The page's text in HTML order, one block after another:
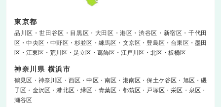
東京都
品川区 世田谷区 目黒区 大田区 港区 渋谷区 新宿区
千代田
区
中央区 中野区 杉並区 練馬区 文京区 豊島区 台東区
墨田
区
江東区 荒川区 足立区 葛飾区 江戸川区 北区 板橋区
神奈川県 横浜市
鶴見区 神奈川区 西区 中区 南区 港南区 保土ケ谷区 旭区
磯
子区
金沢区 港北区 緑区 青葉区 都筑区 戸塚区 栄区
泉区
瀬谷区